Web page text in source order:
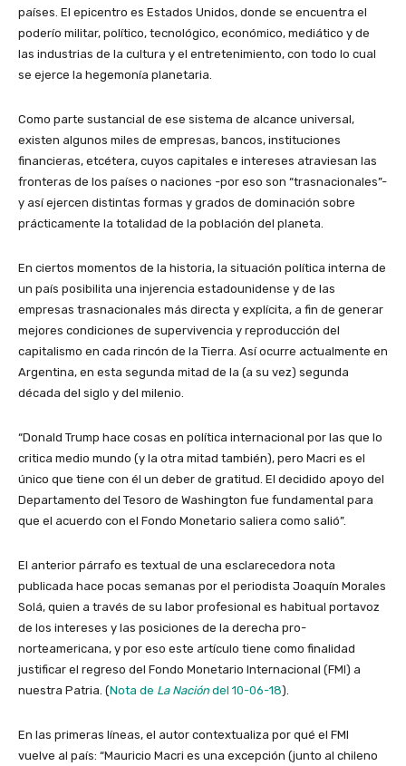
países. El epicentro es Estados Unidos, donde se encuentra el
poderío militar, político, tecnológico, económico, mediático y de
las industrias de la cultura y el entretenimiento, con todo lo cual
se ejerce la hegemonía planetaria.
Como parte sustancial de ese sistema de alcance universal,
existen algunos miles de empresas, bancos, instituciones
financieras, etcétera, cuyos capitales e intereses atraviesan las
fronteras de los países o naciones -por eso son “trasnacionales”-
y así ejercen distintas formas y grados de dominación sobre
prácticamente la totalidad de la población del planeta.
En ciertos momentos de la historia, la situación política interna de
un país posibilita una injerencia estadounidense y de las
empresas trasnacionales más directa y explícita, a fin de generar
mejores condiciones de supervivencia y reproducción del
capitalismo en cada rincón de la Tierra. Así ocurre actualmente en
Argentina, en esta segunda mitad de la (a su vez) segunda
década del siglo y del milenio.
“Donald Trump hace cosas en política internacional por las que lo
critica medio mundo (y la otra mitad también), pero Macri es el
único que tiene con él un deber de gratitud. El decidido apoyo del
Departamento del Tesoro de Washington fue fundamental para
que el acuerdo con el Fondo Monetario saliera como salió”.
El anterior párrafo es textual de una esclarecedora nota
publicada hace pocas semanas por el periodista Joaquín Morales
Solá, quien a través de su labor profesional es habitual portavoz
de los intereses y las posiciones de la derecha pro-
norteamericana, y por eso este artículo tiene como finalidad
justificar el regreso del Fondo Monetario Internacional (FMI) a
nuestra Patria. (Nota de La Nación del 10-06-18).
En las primeras líneas, el autor contextualiza por qué el FMI
vuelve al país: “Mauricio Macri es una excepción (junto al chileno